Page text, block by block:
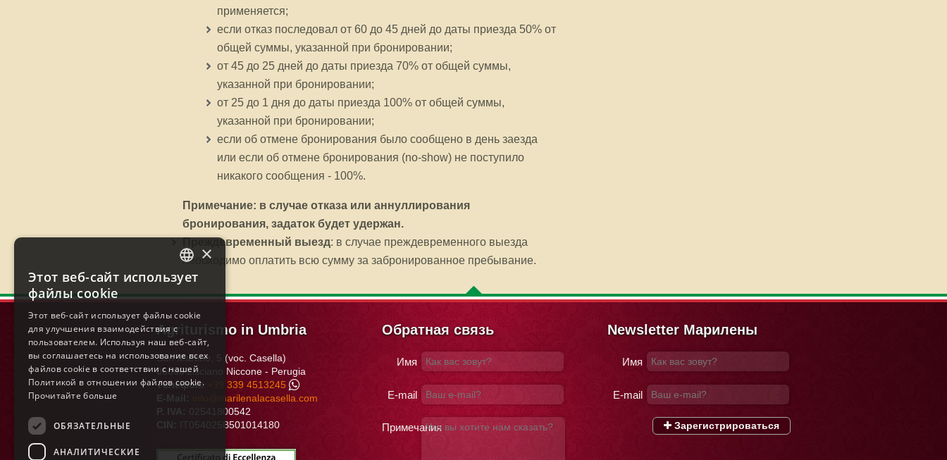
применяется;
если отказ последовал от 60 до 45 дней до даты приезда 50% от
общей суммы, указанной при бронировании;
от 45 до 25 дней до даты приезда 70% от общей суммы,
указанной при бронировании;
от 25 до 1 дня до даты приезда 100% от общей суммы,
указанной при бронировании;
если об отмене бронирования было сообщено в день заезда
или если об отмене бронирования (no-show) не поступило
никакого сообщения - 100%.
Примечание: в случае отказа или аннуллирования
бронирования, задаток будет удержан.
Преждевременный выезд: в случае преждевременного выезда
необходимо оплатить всю сумму за забронированное пребывание.
Agriturismo in Umbria
San Martino, 5 (voc. Casella)
06060 Lisciano Niccone - Perugia
Tелефон:
+39 339 4513245
E-Mail:
info@marilenalacasella.com
P. IVA: 02541800542
CIN:
IT054025B501014180
Обратная связь
Имя
E-mail
Примечания
Newsletter Марилены
Имя
E-mail
Зарегистрироваться
ITALIAN
FRENCH
GERMAN
SPANISH
DUTCH
POLISH
RUSSIAN
×
Этот веб-сайт использует
файлы cookie
Этот веб-сайт использует файлы cookie
для улучшения взаимодействия с
пользователем. Используя наш веб-сайт,
вы соглашаетесь на использование всех
файлов cookie в соответствии с нашей
Политикой в ​​отношении файлов cookie.
Прочитайте больше
ОБЯЗАТЕЛЬНЫЕ
АНАЛИТИЧЕСКИЕ